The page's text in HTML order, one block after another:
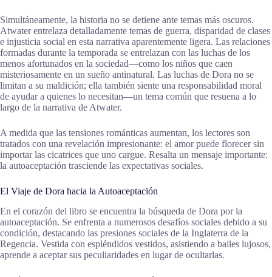
Simultáneamente, la historia no se detiene ante temas más oscuros.
Atwater entrelaza detalladamente temas de guerra, disparidad de clases
e injusticia social en esta narrativa aparentemente ligera. Las relaciones
formadas durante la temporada se entrelazan con las luchas de los
menos afortunados en la sociedad—como los niños que caen
misteriosamente en un sueño antinatural. Las luchas de Dora no se
limitan a su maldición; ella también siente una responsabilidad moral
de ayudar a quienes lo necesitan—un tema común que resuena a lo
largo de la narrativa de Atwater.
A medida que las tensiones románticas aumentan, los lectores son
tratados con una revelación impresionante: el amor puede florecer sin
importar las cicatrices que uno cargue. Resalta un mensaje importante:
la autoaceptación trasciende las expectativas sociales.
El Viaje de Dora hacia la Autoaceptación
En el corazón del libro se encuentra la búsqueda de Dora por la
autoaceptación. Se enfrenta a numerosos desafíos sociales debido a su
condición, destacando las presiones sociales de la Inglaterra de la
Regencia. Vestida con espléndidos vestidos, asistiendo a bailes lujosos,
aprende a aceptar sus peculiaridades en lugar de ocultarlas.